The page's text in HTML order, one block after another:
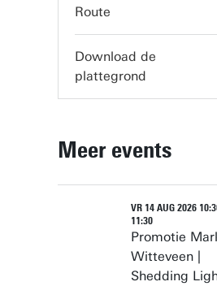
servicedesk-
Route
Download de
plattegrond
Meer events
VR 14 AUG 2026
11:30
Promotie
Witteveen |
Shedding